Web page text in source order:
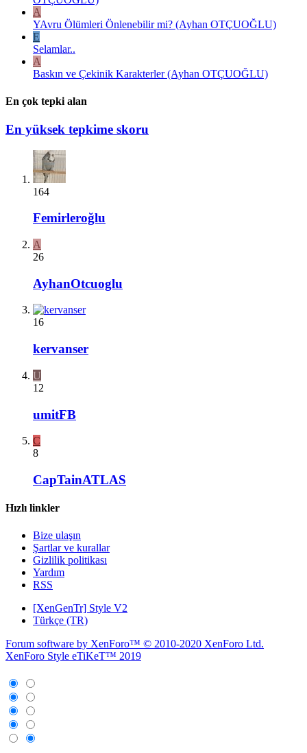
A
YAvru Ölümleri Önlenebilir mi? (Ayhan OTÇUOĞLU)
E
Selamlar..
A
Baskın ve Çekinik Karakterler (Ayhan OTÇUOĞLU)
En çok tepki alan
En yüksek tepkime skoru
164
Femirleroğlu
A
26
AyhanOtcuoglu
16
kervanser
U
12
umitFB
C
8
CapTainATLAS
Hızlı linkler
Bize ulaşın
Şartlar ve kurallar
Gizlilik politikası
Yardım
RSS
[XenGenTr] Style V2
Türkçe (TR)
Forum software by XenForo™ © 2010-2020 XenForo Ltd.
XenForo Style eTiKeT™ 2019